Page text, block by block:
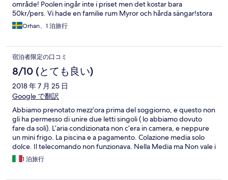
område! Poolen ingår inte i priset men det kostar bara
50kr/pers. Vi hade en familie rum Myror och hårda sängar!stora
rum men väldigt enkelt inredda (bla 15 tum tv). Vi fick en frukost
påse var då vi hade en tidigt flygg! Vi tyckte att det va Okey!
Orhan、1 泊旅行
宿泊者限定の口コミ
8/10 (とても良い)
2018 年 7 月 25 日
Google で翻訳
Abbiamo prenotato mezz’ora prima del soggiorno, e questo non
gli ha permesso di unire due letti singoli ( lo abbiamo dovuto
fare da soli). L’aria condizionata non c’era in camera, e neppure
un mini frigo. La piscina e a pagamento. Colazione media solo
dolce. Il telecomando non funzionava. Nella Media ma Non vale i
70€ pagati. Ho chiamato il pomeriggio per chiedere se avessero
trovato un caricabatterie ma mi hanno chiesto di richiamare il
1 泊旅行